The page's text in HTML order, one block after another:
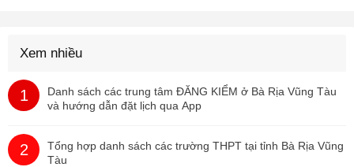
Xem nhiều
1
Danh sách các trung tâm ĐĂNG KIỂM ở Bà Rịa Vũng Tàu
và hướng dẫn đặt lịch qua App
2
Tổng hợp danh sách các trường THPT tại tỉnh Bà Rịa Vũng
Tàu